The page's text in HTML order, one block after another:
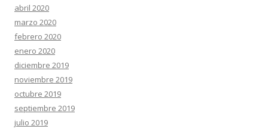
abril 2020
marzo 2020
febrero 2020
enero 2020
diciembre 2019
noviembre 2019
octubre 2019
septiembre 2019
julio 2019